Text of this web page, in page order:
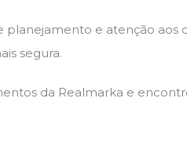
planejamento e atenção aos
segura.
da Realmarka e